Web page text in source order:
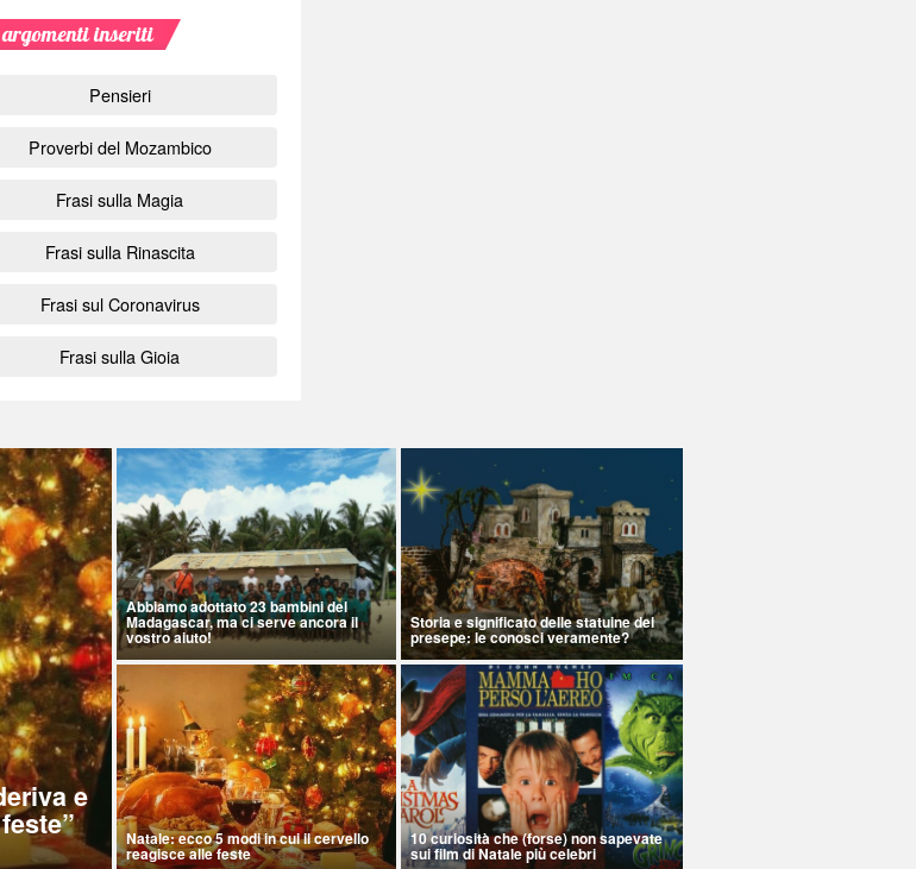
inseriti
Pensieri
Proverbi del Mozambico
Frasi sulla Magia
Frasi sulla Rinascita
Frasi sul Coronavirus
Frasi sulla Gioia
e
Abbiamo adottato 23 bambini del
Madagascar, ma ci serve ancora il
vostro aiuto!
Storia e significato delle statuine del
presepe: le conosci veramente?
Natale: ecco 5 modi in cui il cervello
reagisce alle feste
10 curiosità che (forse) non sapevate
sui film di Natale più celebri